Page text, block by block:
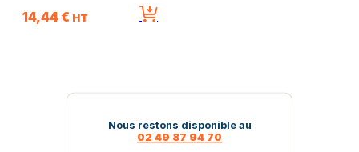
du
produit
14,44€ HT
Nous restons disponible au
02 49 87 94 70